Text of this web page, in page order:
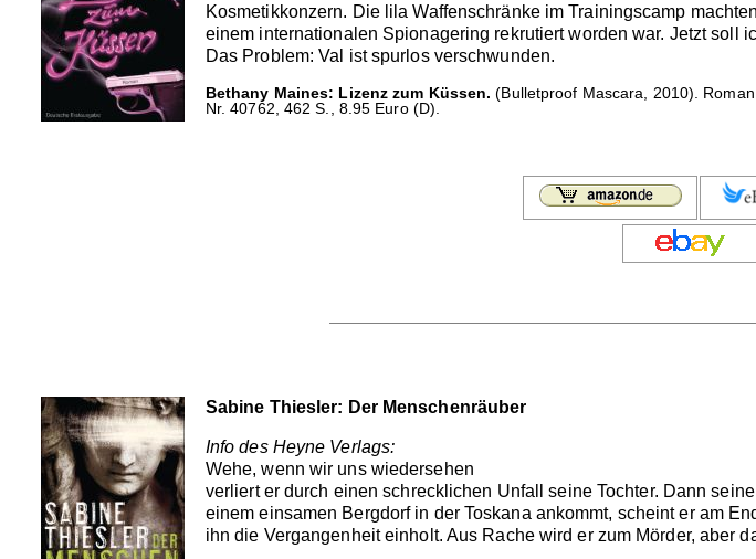
Kosmetikkonzern. Die lila Waffenschränke im Trainingscamp
einem internationalen Spionagering rekrutiert worden war. Jetzt soll
Das Problem: Val ist spurlos verschwunden.
Bethany Maines: Lizenz zum Küssen. (Bulletproof Mascara, 2010).
Nr. 40762, 462 S., 8.95 Euro (D).
Sabine Thiesler: Der Menschenräuber
Info des Heyne Verlags:
Wehe, wenn wir uns wiedersehen
verliert er durch einen schrecklichen Unfall seine Tochter. Dann
einem einsamen Bergdorf in der Toskana ankommt, scheint er am
ihn die Vergangenheit einholt. Aus Rache wird er zum Mörder, aber